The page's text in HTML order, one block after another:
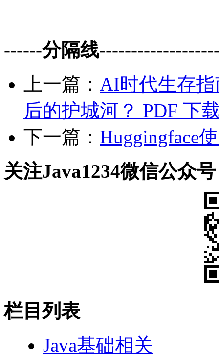
------分隔线
上一篇： AI时代生存
后的护城河？ PDF 下
下一篇： Huggingface
关注Java1234微信公众号
栏目列表
Java基础相关